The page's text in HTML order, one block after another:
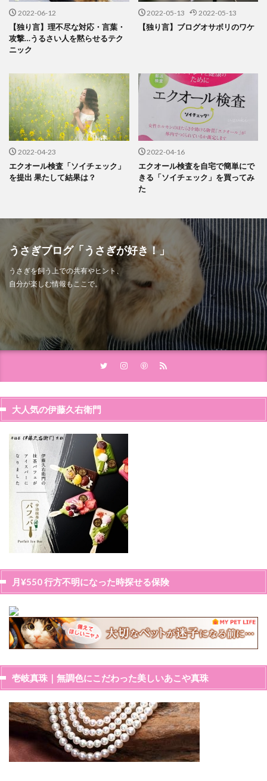
2022-06-12
【独り言】理不尽な対応・言葉・
攻撃…うるさい人を黙らせるテク
ニック
2022-05-13 2022-05-13
【独り言】ブログオサボリのワケ
2022-04-23
エクオール検査「ソイチェック」
を提出 果たして結果は？
2022-04-16
エクオール検査を自宅で簡単にで
きる「ソイチェック」を買ってみ
た
うさぎブログ「うさぎが好き！」
うさぎを飼う上での共有やヒント、
自分が楽しむ情報もここで。
大人気の伊藤久右衛門
月¥550 行方不明になった時探せる保険
壱岐真珠｜無調色にこだわった美しいあこや真珠